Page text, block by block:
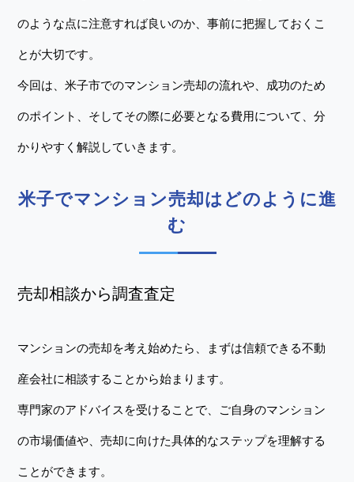
のような点に注意すれば良いのか、事前に把握しておくこ
とが大切です。
今回は、米子市でのマンション売却の流れや、成功のため
のポイント、そしてその際に必要となる費用について、分
かりやすく解説していきます。
米子でマンション売却はどのように進
む
売却相談から調査査定
マンションの売却を考え始めたら、まずは信頼できる不動
産会社に相談することから始まります。
専門家のアドバイスを受けることで、ご自身のマンション
の市場価値や、売却に向けた具体的なステップを理解する
ことができます。